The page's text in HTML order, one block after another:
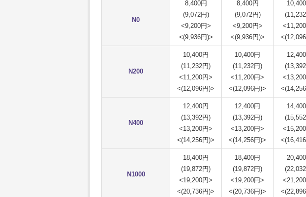
N0
8,400円
(9,072円)
<9,200円>
<(9,936円)>
8,400円
(9,072円)
<9,200円>
<(9,936円)>
N200
10,400円
(11,232円)
<11,200円>
<(12,096円)>
10,400円
(11,232円)
<11,200円>
<(12,096円)>
N400
12,400円
(13,392円)
<13,200円>
<(14,256円)>
12,400円
(13,392円)
<13,200円>
<(14,256円)>
N1000
18,400円
(19,872円)
<19,200円>
<(20,736円)>
18,400円
(19,872円)
<19,200円>
<(20,736円)>